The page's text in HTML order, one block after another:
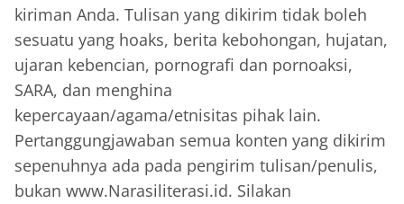
kiriman Anda. Tulisan yang dikirim tidak boleh
sesuatu yang hoaks, berita kebohongan, hujatan,
ujaran kebencian, pornografi dan pornoaksi,
SARA, dan menghina
kepercayaan/agama/etnisitas pihak lain.
Pertanggungjawaban semua konten yang dikirim
sepenuhnya ada pada pengirim tulisan/penulis,
bukan www.Narasiliterasi.id. Silakan